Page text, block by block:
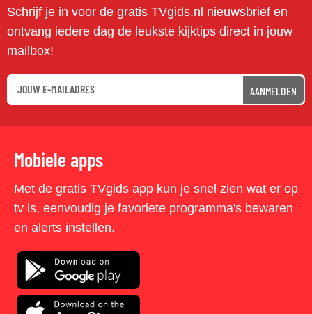
Schrijf je in voor de gratis TVgids.nl nieuwsbrief en
ontvang iedere dag de leukste kijktips direct in jouw
mailbox!
AANMELDEN
Mobiele apps
Met de gratis TVgids app kun je snel zien wat er op
tv is, eenvoudig je favoriete programma's bewaren
en alerts instellen.